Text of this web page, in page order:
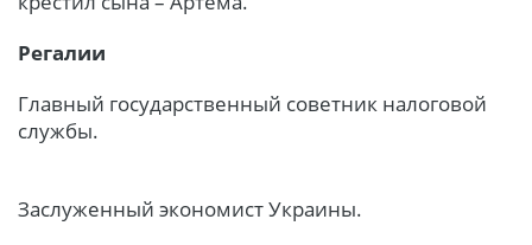
Регалии
Главный государственный советник налоговой
службы.
Заслуженный экономист Украины.